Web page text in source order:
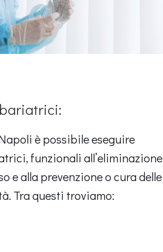
è possibile eseguire
funzionali all’eliminazione
e alla prevenzione o cura delle
Tra questi troviamo: